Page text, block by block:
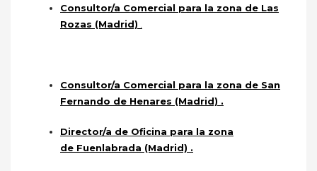
Consultor/a Comercial para la zona de Las
Rozas (Madrid)
Consultor/a Comercial para la zona de San
Fernando de Henares (Madrid) .
Director/a de Oficina para la zona
de Fuenlabrada (Madrid) .